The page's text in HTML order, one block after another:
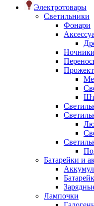
Электротовары
Светильники
Фонари
Ночники
Батарейки и
Лампочки